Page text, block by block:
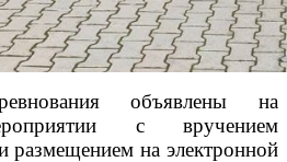
объявлены на
с вручением
размещением на электронной